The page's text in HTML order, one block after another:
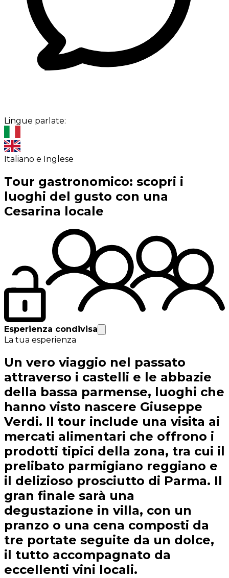
Lingue parlate:
Italiano e Inglese
Tour gastronomico: scopri i
luoghi del gusto con una
Cesarina locale
Esperienza condivisa
La tua esperienza
Un vero viaggio nel passato
attraverso i castelli e le abbazie
della bassa parmense, luoghi che
hanno visto nascere Giuseppe
Verdi. Il tour include una visita ai
mercati alimentari che offrono i
prodotti tipici della zona, tra cui il
prelibato parmigiano reggiano e
il delizioso prosciutto di Parma. Il
gran finale sarà una
degustazione in villa, con un
pranzo o una cena composti da
tre portate seguite da un dolce,
il tutto accompagnato da
eccellenti vini locali.